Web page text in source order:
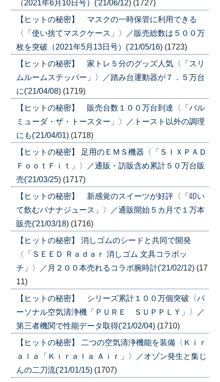
（2021年6月10日号）('21/06/12) (1727)
【ヒットの秘密】 マスクの一時保管に利用できる
〈「使い捨てマスクケース」〉／販売総数は５００万
枚を突破（2021年5月13日号）('21/05/16) (1723)
【ヒットの秘密】 家トレ５分のグッズ人気〈「スリ
ムルームステッパー」〉／踏み台運動器が７．５万台
に('21/04/08) (1719)
【ヒットの秘密】 販売台数１００万台到達〈「バル
ミューダ・ザ・トースター」〉／トースト以外の調理
にも('21/04/01) (1718)
【ヒットの秘密】 足用のＥＭＳ機器〈「ＳＩＸＰＡＤ
ＦｏｏｔＦｉｔ」〉／通販・訪販含め累計５０万台販
売('21/03/25) (1717)
【ヒットの秘密】 新感覚のスイーツが好評〈「叩い
て飲むバナナジュース」〉／通販開始５カ月で１万本
販売('21/03/18) (1716)
【ヒットの秘密】 消しゴムのシードと共同で開発
〈「ＳＥＥＤ Ｒａｄａｒ 消しゴム 文具コラボッ
チ」〉／月２００本売れるコラボ腕時計('21/02/12) (17
11)
【ヒットの秘密】 シリーズ累計１００万個突破〈パ
ーソナル空気清浄機「ＰＵＲＥ ＳＵＰＰＬＹ」〉／
第三者機関で性能データ取得('21/02/04) (1710)
【ヒットの秘密】 二つの空気清浄機能を装備〈Ｋｉｒ
ａｌａ「Ｋｉｒａｌａ Ａｉｒ」〉／オゾン発生と集じ
んの二刀流('21/01/15) (1707)